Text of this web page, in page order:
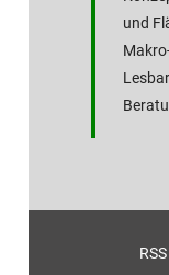
und